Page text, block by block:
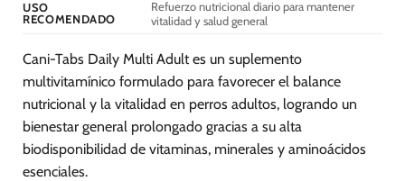
de
USO
RECOMENDADO
Refuerzo nutricional diario para mantener
vitalidad y salud general
Cani-Tabs Daily Multi Adult es un suplemento
multivitamínico formulado para favorecer el balance
nutricional y la vitalidad en perros adultos, logrando un
bienestar general prolongado gracias a su alta
biodisponibilidad de vitaminas, minerales y aminoácidos
esenciales.